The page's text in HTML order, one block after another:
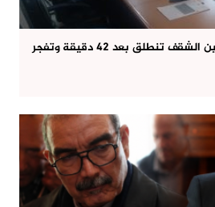
دورة استثنائية بجماعة عين الشقف تنطلق بعد 42 دقيقة وتفجر